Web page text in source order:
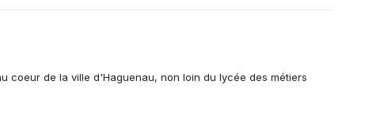
coeur de la ville d'Haguenau, non loin du lycée des métiers